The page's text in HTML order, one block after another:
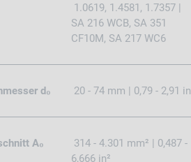
1.0619, 1.4581, 1.7357 |
SA 216 WCB, SA 351
CF10M, SA 217 WC6
d₀ 20 - 74 mm | 0,79 - 2,91 in
A₀
314 - 4.301 mm² | 0,487 -
6,666 in²